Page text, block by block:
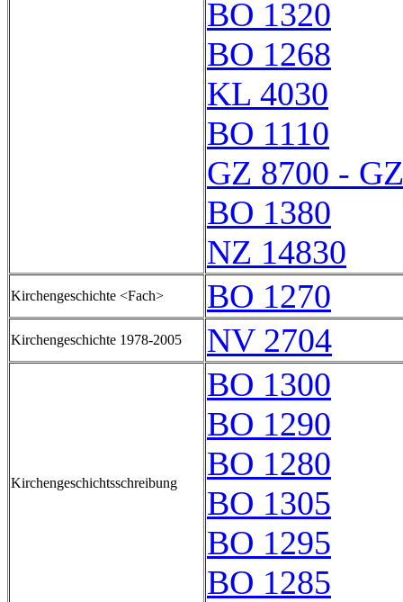
BO 1320
BO 1268
KL 4030
BO 1110
GZ 8700 -
BO 1380
NZ 14830
Kirchengeschichte <Fach> BO 1270
Kirchengeschichte 1978-2005 NV 2704
Kirchengeschichtsschreibung
BO 1300
BO 1290
BO 1280
BO 1305
BO 1295
BO 1285